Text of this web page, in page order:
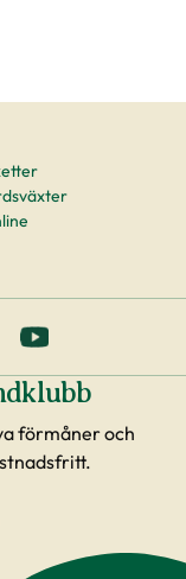
förmåner och